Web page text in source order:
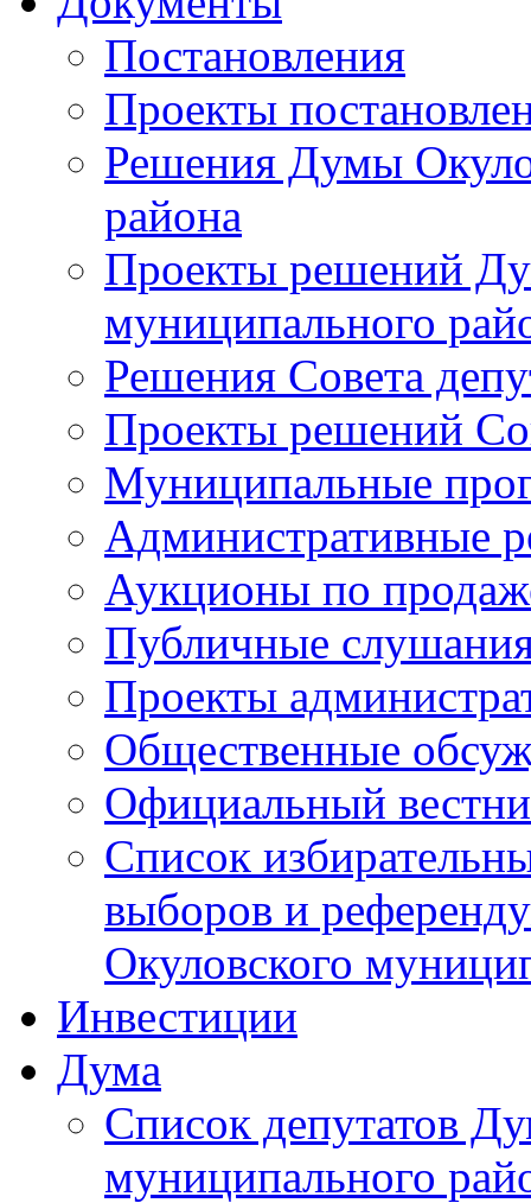
Постановления
Проекты
Решения Думы
района
Проекты решений
муниципального
Решения Совета
Проекты решений
Муниципальные
Административные
Аукционы по
Публичные
Проекты
Общественные
Официальный
Список
выборов и
Окуловского
Инвестиции
Дума
Список депутатов
муниципального